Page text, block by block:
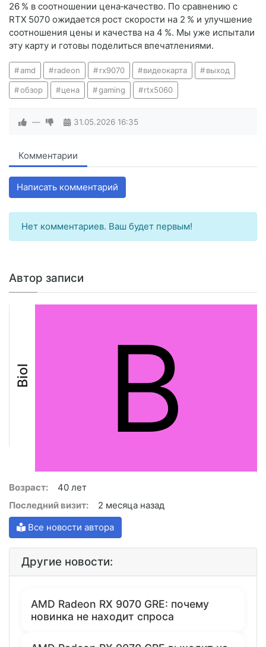
26 % в соотношении цена‑качество. По сравнению с
RTX 5070 ожидается рост скорости на 2 % и улучшение
соотношения цены и качества на 4 %. Мы уже испытали
эту карту и готовы поделиться впечатлениями.
amd radeon rx9070 видеокарта выход
обзор цена gaming rtx5060
— 31.05.2026 16:35
Комментарии
Написать комментарий
Нет комментариев. Ваш будет первым!
Автор записи
Biol B
Возраст:
40 лет
Последний визит:
2 месяца назад
Все новости автора
Другие новости:
AMD Radeon RX 9070 GRE: почему
новинка не находит спроса